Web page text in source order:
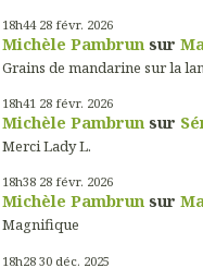
18h44 28 févr. 2026
Michèle Pambrun sur
Grains de mandarine sur la
18h41 28 févr. 2026
Michèle Pambrun sur
Merci Lady L.
18h38 28 févr. 2026
Michèle Pambrun sur
Magnifique
18h28 30 déc. 2025